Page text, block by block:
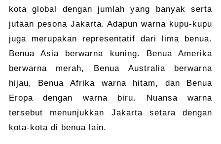
kota global dengan jumlah yang banyak serta
jutaan pesona Jakarta. Adapun warna kupu-kupu
juga merupakan representatif dari lima benua.
Benua Asia berwarna kuning. Benua Amerika
berwarna merah, Benua Australia berwarna
hijau, Benua Afrika warna hitam, dan Benua
Eropa dengan warna biru. Nuansa warna
tersebut menunjukkan Jakarta setara dengan
kota-kota di benua lain.